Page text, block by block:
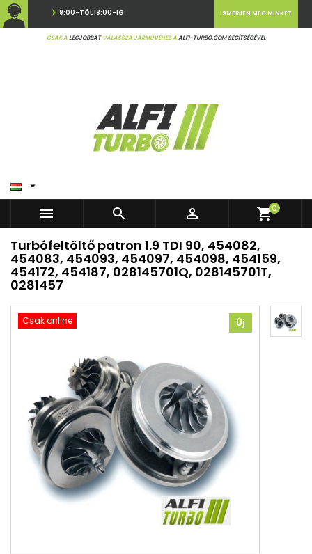
9:00-TÓL 18:00-IG
CSAK ALEGJOBBATVÁLASSZA JÁRMŰVÉHEZ AALFI-TURBO.COM SEGÍTSÉGÉVEL
ISMERJEN MEG MINKET

   shopping_cart0
Turbófeltöltő patron 1.9 TDI 90, 454082,
454083, 454093, 454097, 454098, 454159,
454172, 454187, 028145701Q, 028145701T,
0281457
Csak online Új